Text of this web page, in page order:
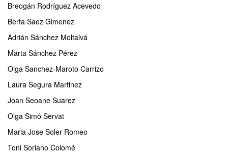
Breogán Rodríguez Acevedo
Berta Saez Gimenez
Adrián Sánchez Moltalvá
Marta Sánchez Pérez
Olga Sanchez-Maroto Carrizo
Laura Segura Martinez
Joan Seoane Suarez
Olga Simó Servat
Maria Jose Soler Romeo
Toni Soriano Colomé